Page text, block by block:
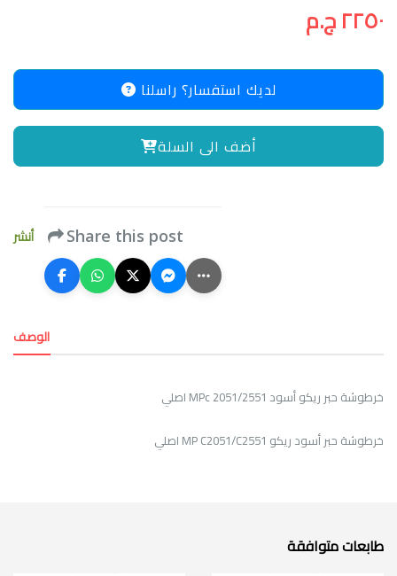
٢٢٥٠ ج.م
لديك استفسار؟ راسلنا
أضف الى السلة
أنشر Share this post
الوصف
خرطوشة حبر ريكو أسود MPc 2051/2551 اصلي
خرطوشة حبر أسود ريكو MP C2051/C2551 اصلي
طابعات متوافقة